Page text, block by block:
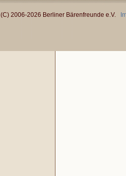
(C) 2006-2026 Berliner Bärenfreunde e.V.